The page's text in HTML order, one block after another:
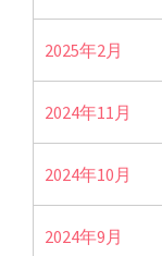
2025年2月
2024年11月
2024年10月
2024年9月